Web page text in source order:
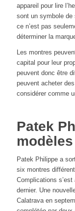
appareil pour lire
sont un symbole
ce n’est pas
déterminer la
Les montres
capital pour leur
peuvent donc être
peuvent acheter
considérer comme
Patek
Patek Philippe a
six montres
Complications
dernier. Une
Calatrava en